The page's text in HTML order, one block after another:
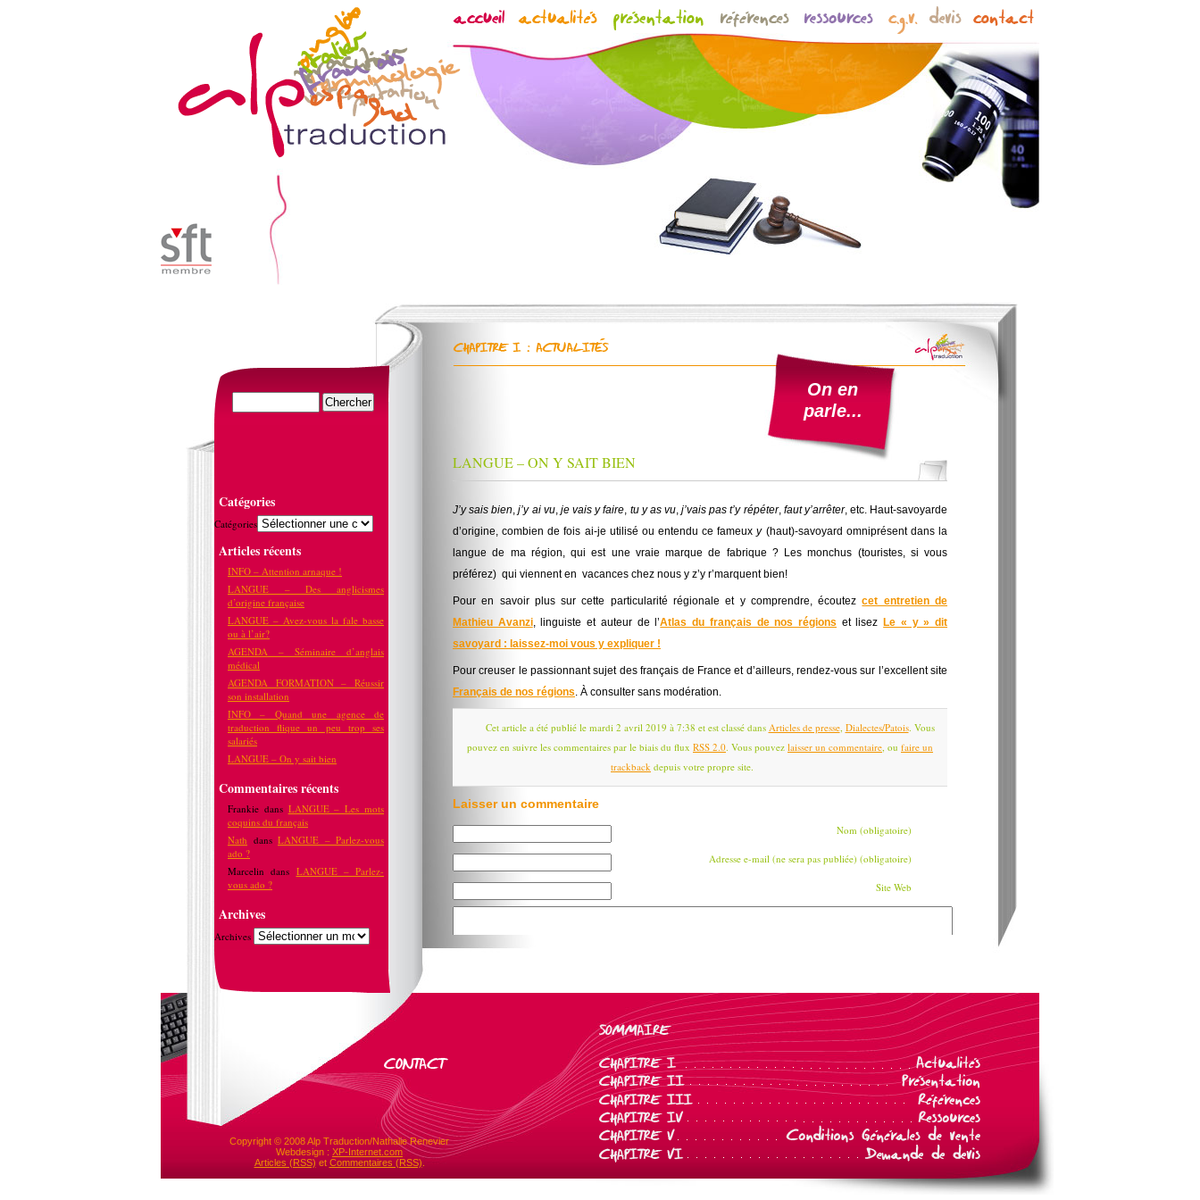
On en
parle...
LANGUE – ON Y SAIT BIEN
J’y sais bien,j’y ai vu, je vais y faire, tu y as vu,j’vais pas t’y répéter, faut y’arrêter, etc. Haut-savoyarde
d’origine, combien de fois ai-je utilisé ou entendu ce fameuxy(haut)-savoyard omniprésent dans la
langue de ma région, qui est une vraie marque de fabrique ? Les monchus (touristes, si vous
préférez) qui viennent en vacances chez nous y z’y r’marquent bien!
Pour en savoir plus sur cette particularité régionale et y comprendre, écoutezcet entretien de
Mathieu Avanzi, linguiste et auteur de l’Atlas du français de nos régions et lisez Le « y » dit
savoyard : laissez-moi vous y expliquer !
Pour creuser le passionnant sujet des français de France et d’ailleurs, rendez-vous sur l’excellent site
Français de nos régions. À consulter sans modération.
Cet article a été publié le mardi 2 avril 2019 à 7:38 et est classé dans Articles de presse, Dialectes/Patois. Vous
pouvez en suivre les commentaires par le biais du flux RSS 2.0. Vous pouvez laisser un commentaire, ou faire un
trackback depuis votre propre site.
Laisser un commentaire
Nom (obligatoire)
Adresse e-mail (ne sera pas publiée) (obligatoire)
Site Web
Catégories
Catégories
Articles récents
INFO – Attention arnaque !
LANGUE – Des anglicismes
d’origine française
LANGUE – Avez-vous la fale basse
ou à l’air?
AGENDA – Séminaire d’anglais
médical
AGENDA FORMATION – Réussir
son installation
INFO – Quand une agence de
traduction flique un peu trop ses
salariés
LANGUE – On y sait bien
Commentaires récents
Frankie dans LANGUE – Les mots
coquins du français
Nath dans LANGUE – Parlez-vous
ado ?
Marcelin dans LANGUE – Parlez-
vous ado ?
Archives
Archives
Copyright © 2008 Alp Traduction/Nathalie Renevier
Webdesign : XP-Internet.com
Articles (RSS) et Commentaires (RSS)